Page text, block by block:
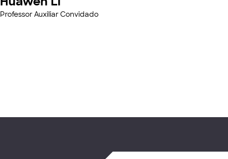
Professor Auxiliar Convidado